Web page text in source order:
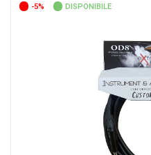
-5% DISPONIBILE